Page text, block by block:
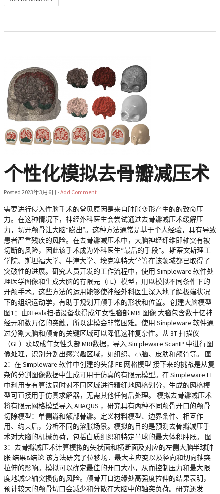
个性化模拟去骨瓣减压术
Posted 2023年3月6日 · Add Comment
需要进行侵入性脑手术的常见原因是来自肿胀变形产生的的致命压
力。在这种情况下，神经外科医生会尝试通过去骨瓣减压术缓解压
力，切开颅骨让大脑“膨出”。这种方法通常是基于个人经验，具有导致
患者严重残疾的风险。在去骨瓣减压术中，大脑神经纤维即轴突有被
切断的风险，因此该手术成为外科医生“最后的手段”。 斯蒂文斯理工
学院、斯坦福大学、牛津大学、埃克塞特大学等在该领域都已取得了
突破性的进展。研究人员开发的工作流程中，使用 Simpleware 软件处
理医学图像和生成大脑的有限元（FE）模型，用以模拟不同条件下的
开颅手术。这些方法的运用能够使神经外科医生深入地了解极端状况
下的组织运动学，有助于规划开颅手术的形状和位置。 创建大脑模型
图1：由3Tesla扫描设备获得成年女性脑部 MRI 图像 大脑包含数十亿神
经元和数万亿的突触，所以建模会非常困难。使用 Simpleware 软件通
过分割大脑和颅骨的关键区域可以降低这种复杂性。从 3T 扫描仪
（GE）获取成年女性头部 MRI数据，导入 Simpleware ScanIP 中进行图
像处理，识别分割出感兴趣区域，如组织、小脑、皮肤和颅骨等。 图
2：在 Simpleware 软件中创建的头部 FE 网格模型 接下来的挑战是从复
杂的分割图像数据中生成可用于仿真的有限元模型。在 Simpleware FE
中利用专有算法同时对不同区域进行精细地网格划分，生成的网格模
型可直接用于仿真求解器，无需其他任何后处理。 模拟去骨瓣减压术
将有限元网格模型导入 ABAQUS ，研究具有两种不同颅骨开口的颅骨
切除模型：单侧瓣和额部骨瓣。定义材料模型、边界条件、相互作
用、约束后，分析不同的溶胀场景。模拟的目的是预测去骨瓣减压手
术对大脑的机械负荷，包括白质组织和特定半球的最大体积肿胀。 图
3：去骨瓣减压术计算模拟的矢状面和横断面及对应的左侧大脑半球肿
胀 结果&结论 该方法研究了位移场、最大主应变以及径向和切向轴突
拉伸的影响。模拟可以确定最佳的开口大小，从而控制压力和最大限
度地减少轴突损伤的风险。颅骨开口边缘处高强度拉伸的结果表明，
预计较大的颅骨切口会减少和分散在大脑中的轴突负荷。研究还发